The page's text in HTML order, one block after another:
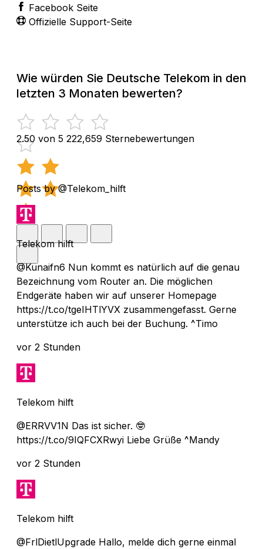
Facebook Seite
Offizielle Support-Seite
Wie würden Sie Deutsche Telekom in den
letzten 3 Monaten bewerten?
2.50 von 5 222,659 Sternebewertungen
Posts by @Telekom_hilft
Telekom hilft
@Kunaifn6 Nun kommt es natürlich auf die genau
Bezeichnung vom Router an. Die möglichen
Endgeräte haben wir auf unserer Homepage
https://t.co/tgeIHTlYVX zusammengefasst. Gerne
unterstütze ich auch bei der Buchung. ^Timo
vor 2 Stunden
Telekom hilft
@ERRVV1N Das ist sicher. 🤓
https://t.co/9IQFCXRwyi Liebe Grüße ^Mandy
vor 2 Stunden
Telekom hilft
@FrlDietlUpgrade Hallo, melde dich gerne einmal